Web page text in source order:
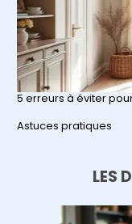
5 erreurs à éviter
Par rapport à
Astuces pratiques
LES